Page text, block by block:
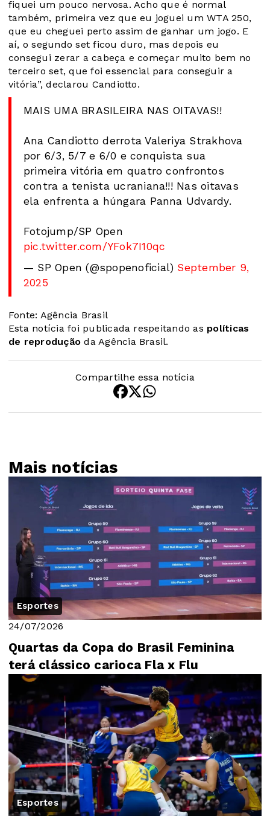
fiquei um pouco nervosa. Acho que é normal
também, primeira vez que eu joguei um WTA 250,
que eu cheguei perto assim de ganhar um jogo. E
aí, o segundo set ficou duro, mas depois eu
consegui zerar a cabeça e começar muito bem no
terceiro set, que foi essencial para conseguir a
vitória”, declarou Candiotto.
MAIS UMA BRASILEIRA NAS OITAVAS!!
Ana Candiotto derrota Valeriya Strakhova
por 6/3, 5/7 e 6/0 e conquista sua
primeira vitória em quatro confrontos
contra a tenista ucraniana!!! Nas oitavas
ela enfrenta a húngara Panna Udvardy.
Fotojump/SP Open
pic.twitter.com/YFok7I10qc
— SP Open (@spopenoficial) September 9,
2025
Fonte: Agência Brasil
Esta notícia foi publicada respeitando as políticas
de reprodução da Agência Brasil.
Compartilhe essa notícia
Mais notícias
Esportes
24/07/2026
Quartas da Copa do Brasil Feminina
terá clássico carioca Fla x Flu
Esportes